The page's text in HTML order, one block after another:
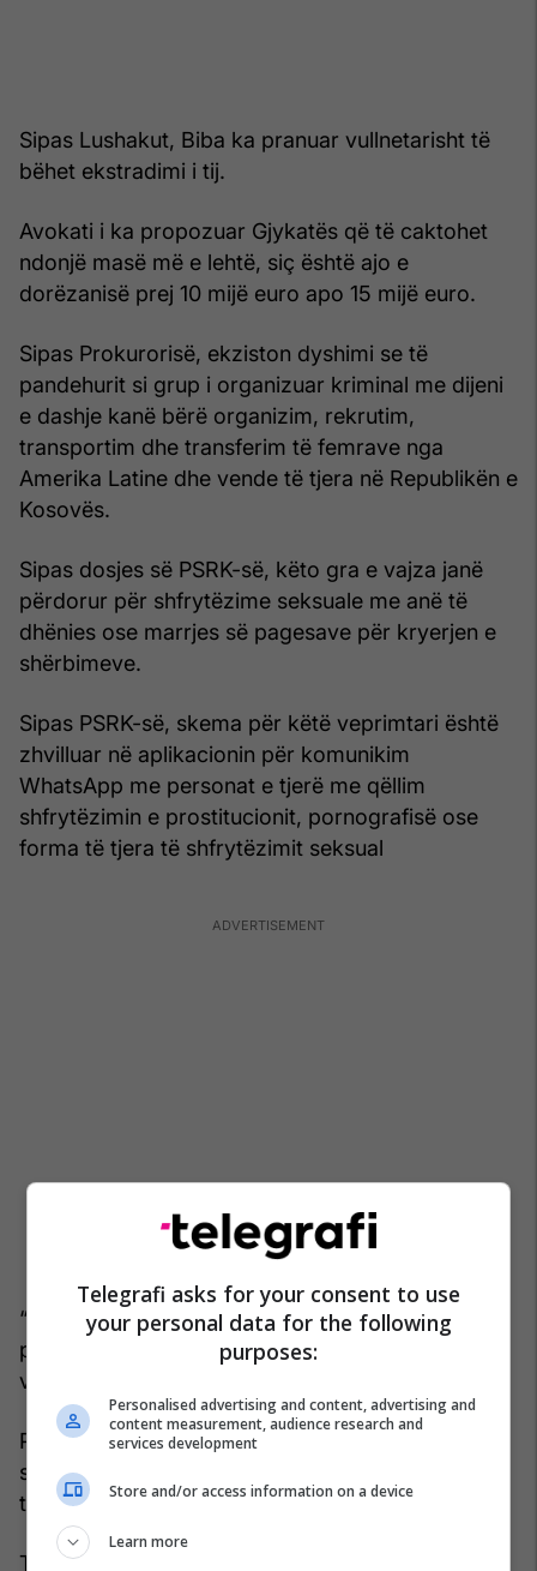
Sipas Lushakut, Biba ka pranuar vullnetarisht të
bëhet ekstradimi i tij.
Avokati i ka propozuar Gjykatës që të caktohet
ndonjë masë më e lehtë, siç është ajo e
dorëzanisë prej 10 mijë euro apo 15 mijë euro.
Sipas Prokurorisë, ekziston dyshimi se të
pandehurit si grup i organizuar kriminal me dijeni
e dashje kanë bërë organizim, rekrutim,
transportim dhe transferim të femrave nga
Amerika Latine dhe vende të tjera në Republikën e
Kosovës.
Sipas dosjes së PSRK-së, këto gra e vajza janë
përdorur për shfrytëzime seksuale me anë të
dhënies ose marrjes së pagesave për kryerjen e
shërbimeve.
Sipas PSRK-së, skema për këtë veprimtari është
zhvilluar në aplikacionin për komunikim
WhatsApp me personat e tjerë me qëllim
shfrytëzimin e prostitucionit, pornografisë ose
forma të tjera të shfrytëzimit seksual
“BNB- booking” është shfrytëzuar si platformë
për t’u siguruar vendet ku do të kryheshin
veprimtaritë, thuhet në dosjen e PSRK-së.
Prokuroria në kërkesën për paraburgim ka
specifikuar se Geri Hoxha dhe Reando Biba kanë
të kaluar kriminale.
Tutje PSRK ka shtuar se ekzistojnë transfere
Telegrafi asks for your consent to use
your personal data for the following
purposes:
Personalised advertising and content, advertising and
content measurement, audience research and
services development
Store and/or access information on a device
Learn more